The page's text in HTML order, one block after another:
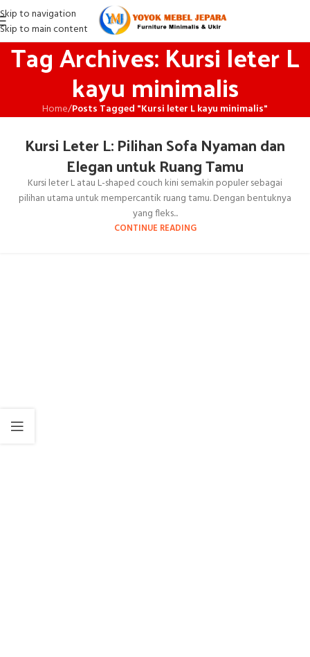
Skip to navigation
Skip to main content
Tag Archives: Kursi leter L
kayu minimalis
Home/Posts Tagged "Kursi leter L kayu minimalis"
Kursi Leter L: Pilihan Sofa Nyaman dan
Elegan untuk Ruang Tamu
Kursi leter L atau L-shaped couch kini semakin populer sebagai
pilihan utama untuk mempercantik ruang tamu. Dengan bentuknya
yang fleks...
CONTINUE READING